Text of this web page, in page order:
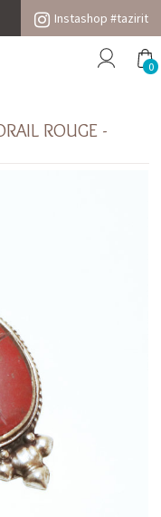
Instashop #tazirit
0
ROUGE -